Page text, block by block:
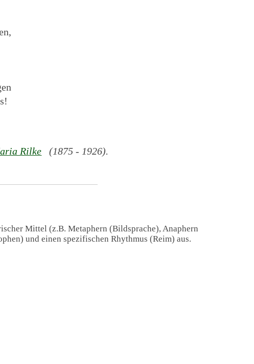
Rilke (1875 - 1926).
Mittel (z.B. Metaphern (Bildsprache), Anaphern
und einen spezifischen Rhythmus (Reim) aus.